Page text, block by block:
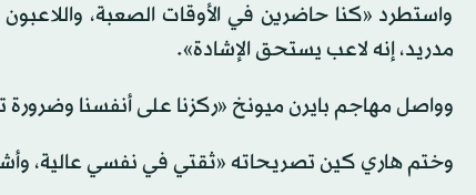
واستطرد «كنا حاضرين في الأوقات الصعبة،
مدريد، إنه لاعب يستحق الإشادة».
وواصل مهاجم بايرن ميونخ «ركزنا على أنفسنا وضرورة
وختم هاري كين تصريحاته «ثقتي في نفسي عالية،